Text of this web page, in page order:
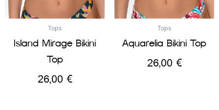
Tops
Island Mirage Bikini
Top
26,00 €
Tops
Aquarelia Bikini Top
26,00 €